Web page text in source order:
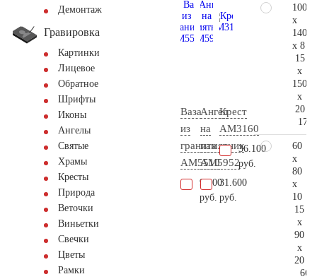
Демонтаж
Гравировка
Картинки
Лицевое
Обратное
Шрифты
Иконы
Ангелы
Святые
Храмы
Кресты
Природа
Веточки
Виньетки
Свечки
Цветы
Рамки
Ваза
из
гранита
AM5510
9.100
руб.
Ангел
на
памятник
AM5952
31.600
руб.
Крест
AM3160
36.100
руб.
100
x
140
x 8
15
x
150
x
20
60
x
80
x
10
15
x
90
x
20